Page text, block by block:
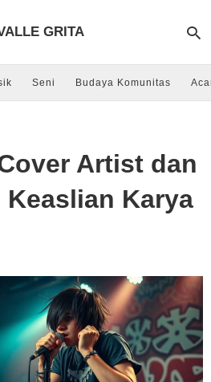
GRITA
Seni Budaya Komunitas
Artist dan
Keaslian Karya